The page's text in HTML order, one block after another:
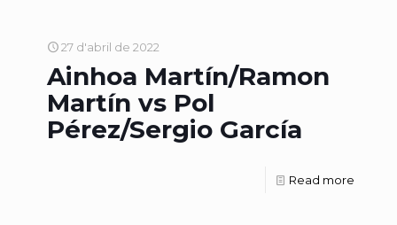
27 d'abril de 2022
Ainhoa Martín/Ramon
Martín vs Pol
Pérez/Sergio García
Read more